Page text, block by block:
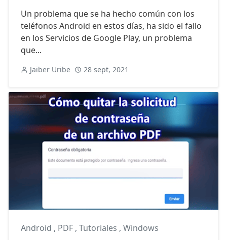
Un problema que se ha hecho común con los
teléfonos Android en estos días, ha sido el fallo
en los Servicios de Google Play, un problema
que...
Jaiber Uribe 28 sept, 2021
Android , PDF , Tutoriales , Windows